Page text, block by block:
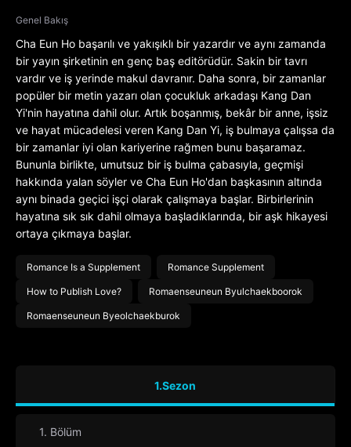
Genel Bakış
Cha Eun Ho başarılı ve yakışıklı bir yazardır ve aynı zamanda
bir yayın şirketinin en genç baş editörüdür. Sakin bir tavrı
vardır ve iş yerinde makul davranır. Daha sonra, bir zamanlar
popüler bir metin yazarı olan çocukluk arkadaşı Kang Dan
Yi'nin hayatına dahil olur. Artık boşanmış, bekâr bir anne, işsiz
ve hayat mücadelesi veren Kang Dan Yi, iş bulmaya çalışsa da
bir zamanlar iyi olan kariyerine rağmen bunu başaramaz.
Bununla birlikte, umutsuz bir iş bulma çabasıyla, geçmişi
hakkında yalan söyler ve Cha Eun Ho'dan başkasının altında
aynı binada geçici işçi olarak çalışmaya başlar. Birbirlerinin
hayatına sık sık dahil olmaya başladıklarında, bir aşk hikayesi
ortaya çıkmaya başlar.
Romance Is a Supplement Romance Supplement
How to Publish Love? Romaenseuneun Byulchaekboorok
Romaenseuneun Byeolchaekburok
1.Sezon
1. Bölüm